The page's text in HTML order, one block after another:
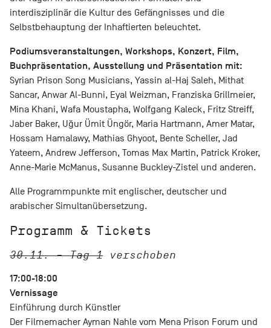
interdisziplinär die Kultur des Gefängnisses und die
Selbstbehauptung der Inhaftierten beleuchtet.
Podiumsveranstaltungen, Workshops, Konzert, Film,
Buchpräsentation, Ausstellung und Präsentation mit:
Syrian Prison Song Musicians, Yassin al-Haj Saleh, Mithat
Sancar, Anwar Al-Bunni, Eyal Weizman, Franziska Grillmeier,
Mina Khani, Wafa Moustapha, Wolfgang Kaleck, Fritz Streiff,
Jaber Baker, Uğur Ümit Üngör, Maria Hartmann, Amer Matar,
Hossam Hamalawy, Mathias Ghyoot, Bente Scheller, Jad
Yateem, Andrew Jefferson, Tomas Max Martin, Patrick Kroker,
Anne-Marie McManus, Susanne Buckley-Zistel und anderen.
Alle Programmpunkte mit englischer, deutscher und
arabischer Simultanübersetzung.
Programm & Tickets
30.11. – Tag 1 verschoben
17:00-18:00
Vernissage
Einführung durch Künstler
Der Filmemacher Ayman Nahle vom Mena Prison Forum und